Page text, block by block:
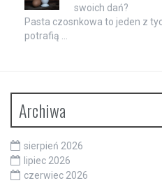
swoich dań?
Pasta czosnkowa to jeden z
potrafią …
Archiwa
sierpień 2026
lipiec 2026
czerwiec 2026